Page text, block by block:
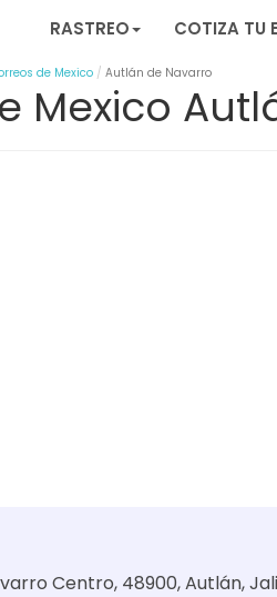
RASTREO COTIZA TU
de Mexico Autlán de Navarro
Mexico
Centro, 48900, Autlán,